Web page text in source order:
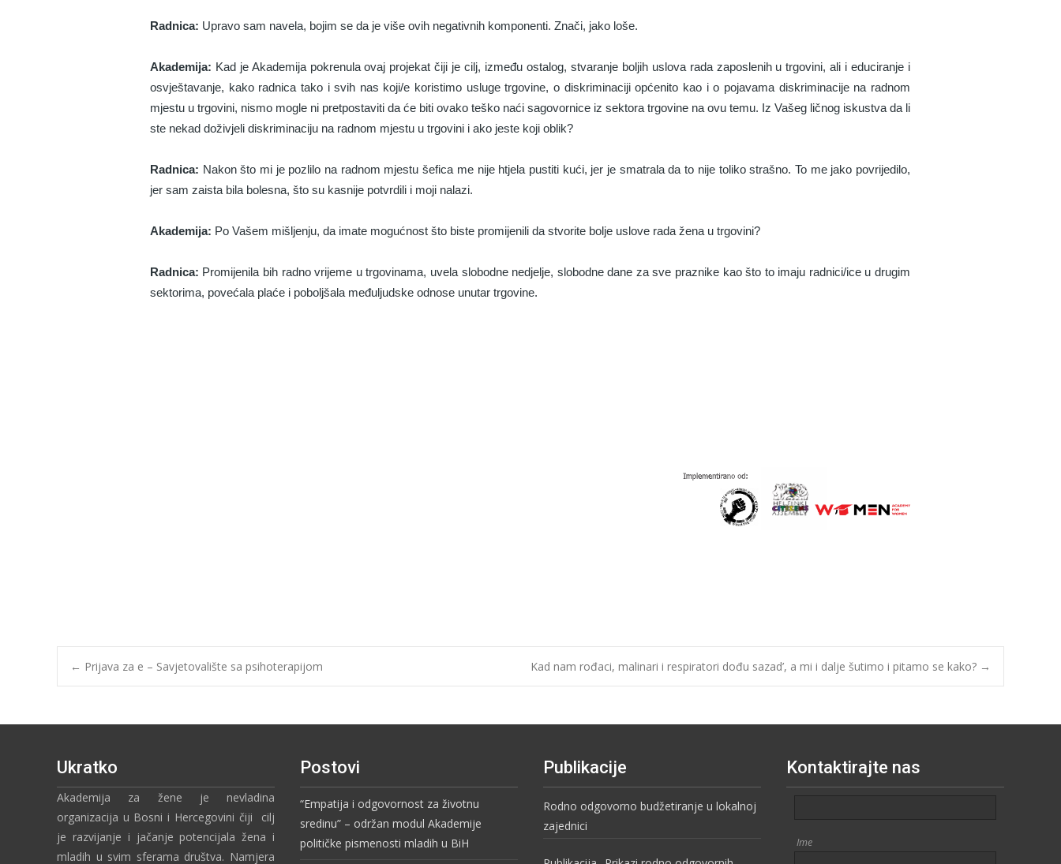
Radnica: Upravo sam navela, bojim se da je više ovih negativnih komponenti. Znači, jako loše.
Akademija: Kad je Akademija pokrenula ovaj projekat čiji je cilj, između ostalog, stvaranje boljih uslova rada zaposlenih u trgovini, ali i educiranje i
osvještavanje, kako radnica tako i svih nas koji/e koristimo usluge trgovine, o diskriminaciji općenito kao i o pojavama diskriminacije na radnom
mjestu u trgovini, nismo mogle ni pretpostaviti da će biti ovako teško naći sagovornice iz sektora trgovine na ovu temu. Iz Vašeg ličnog iskustva da li
ste nekad doživjeli diskriminaciju na radnom mjestu u trgovini i ako jeste koji oblik?
Radnica: Nakon što mi je pozlilo na radnom mjestu šefica me nije htjela pustiti kući, jer je smatrala da to nije toliko strašno. To me jako povrijedilo,
jer sam zaista bila bolesna, što su kasnije potvrdili i moji nalazi.
Akademija: Po Vašem mišljenju, da imate mogućnost što biste promijenili da stvorite bolje uslove rada žena u trgovini?
Radnica: Promijenila bih radno vrijeme u trgovinama, uvela slobodne nedjelje, slobodne dane za sve praznike kao što to imaju radnici/ice u drugim
sektorima, povećala plaće i poboljšala međuljudske odnose unutar trgovine.
← Prijava za e – Savjetovalište sa psihoterapijom Kad nam rođaci, malinari i respiratori dođu sazad’, a mi i dalje šutimo i pitamo se kako? →
Ukratko
Akademija za žene je nevladina
organizacija u Bosni i Hercegovini čiji cilj
je razvijanje i jačanje potencijala žena i
mladih u svim sferama društva. Namjera
Postovi
“Empatija i odgovornost za životnu
sredinu” – održan modul Akademije
političke pismenosti mladih u BiH
Publikacije
Rodno odgovorno budžetiranje u lokalnoj
zajednici
Kontaktirajte nas
Ime